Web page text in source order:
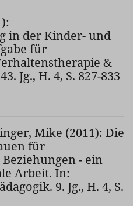
in der Kinder- und
für
&
Jg., H. 4, S. 827-833
Mike (2011): Die
für
- ein
Arbeit. In:
9. Jg., H. 4, S.